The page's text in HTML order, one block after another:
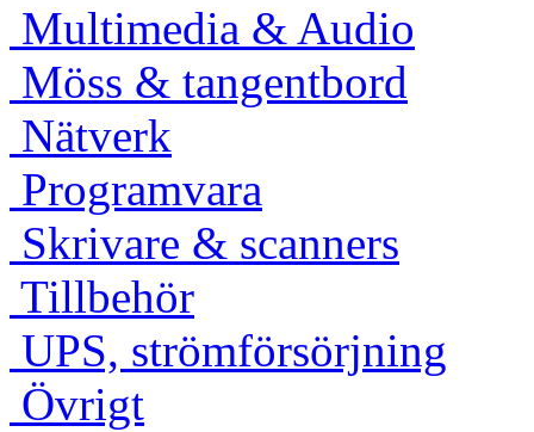
Multimedia & Audio
Möss & tangentbord
Nätverk
Programvara
Skrivare & scanners
Tillbehör
UPS, strömförsörjning
Övrigt